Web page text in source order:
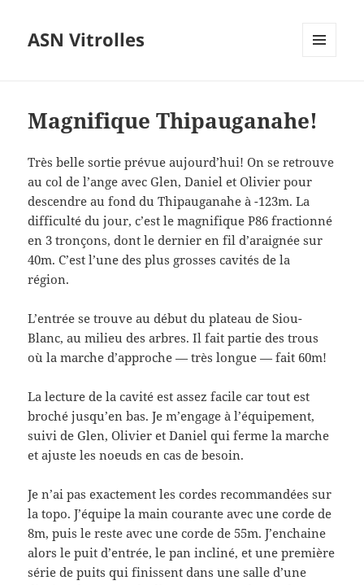
ASN Vitrolles
Magnifique Thipauganahe!
Très belle sortie prévue aujourd’hui! On se retrouve
au col de l’ange avec Glen, Daniel et Olivier pour
descendre au fond du Thipauganahe à -123m. La
difficulté du jour, c’est le magnifique P86 fractionné
en 3 tronçons, dont le dernier en fil d’araignée sur
40m. C’est l’une des plus grosses cavités de la
région.
L’entrée se trouve au début du plateau de Siou-
Blanc, au milieu des arbres. Il fait partie des trous
où la marche d’approche — très longue — fait 60m!
La lecture de la cavité est assez facile car tout est
broché jusqu’en bas. Je m’engage à l’équipement,
suivi de Glen, Olivier et Daniel qui ferme la marche
et ajuste les noeuds en cas de besoin.
Je n’ai pas exactement les cordes recommandées sur
la topo. J’équipe la main courante avec une corde de
8m, puis le reste avec une corde de 55m. J’enchaine
alors le puit d’entrée, le pan incliné, et une première
série de puits qui finissent dans une salle d’une